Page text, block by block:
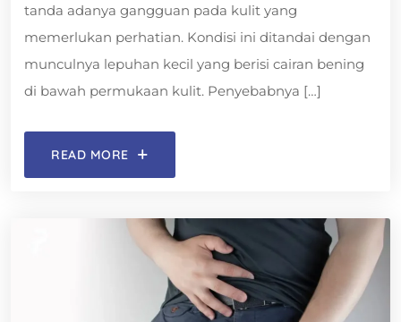
tanda adanya gangguan pada kulit yang
memerlukan perhatian. Kondisi ini ditandai dengan
munculnya lepuhan kecil yang berisi cairan bening
di bawah permukaan kulit. Penyebabnya […]
READ MORE